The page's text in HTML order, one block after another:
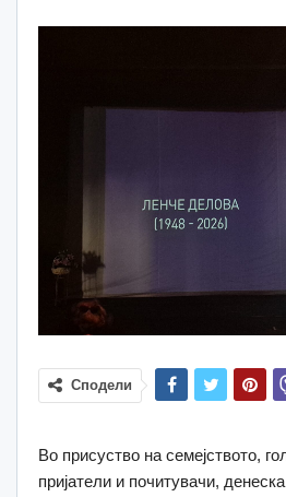
Сподели
Во присуство на семејството,
пријатели и почитувачи,